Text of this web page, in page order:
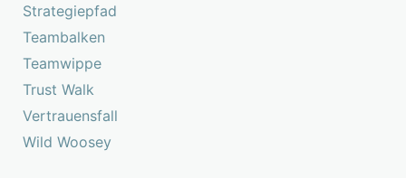
Strategiepfad
Teambalken
Teamwippe
Trust Walk
Vertrauensfall
Wild Woosey